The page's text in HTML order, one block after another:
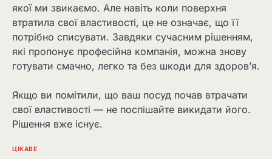
якої ми звикаємо. Але навіть коли поверхня
втратила свої властивості, це не означає, що її
потрібно списувати. Завдяки сучасним рішенням,
які пропонує професійна компанія, можна знову
готувати смачно, легко та без шкоди для здоров’я.
Якщо ви помітили, що ваш посуд почав втрачати
свої властивості — не поспішайте викидати його.
Рішення вже існує.
ЦІКАВЕ